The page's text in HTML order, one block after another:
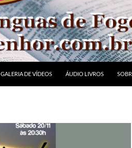
GALERIA DE VÍDEOS ÁUDIO LIVROS